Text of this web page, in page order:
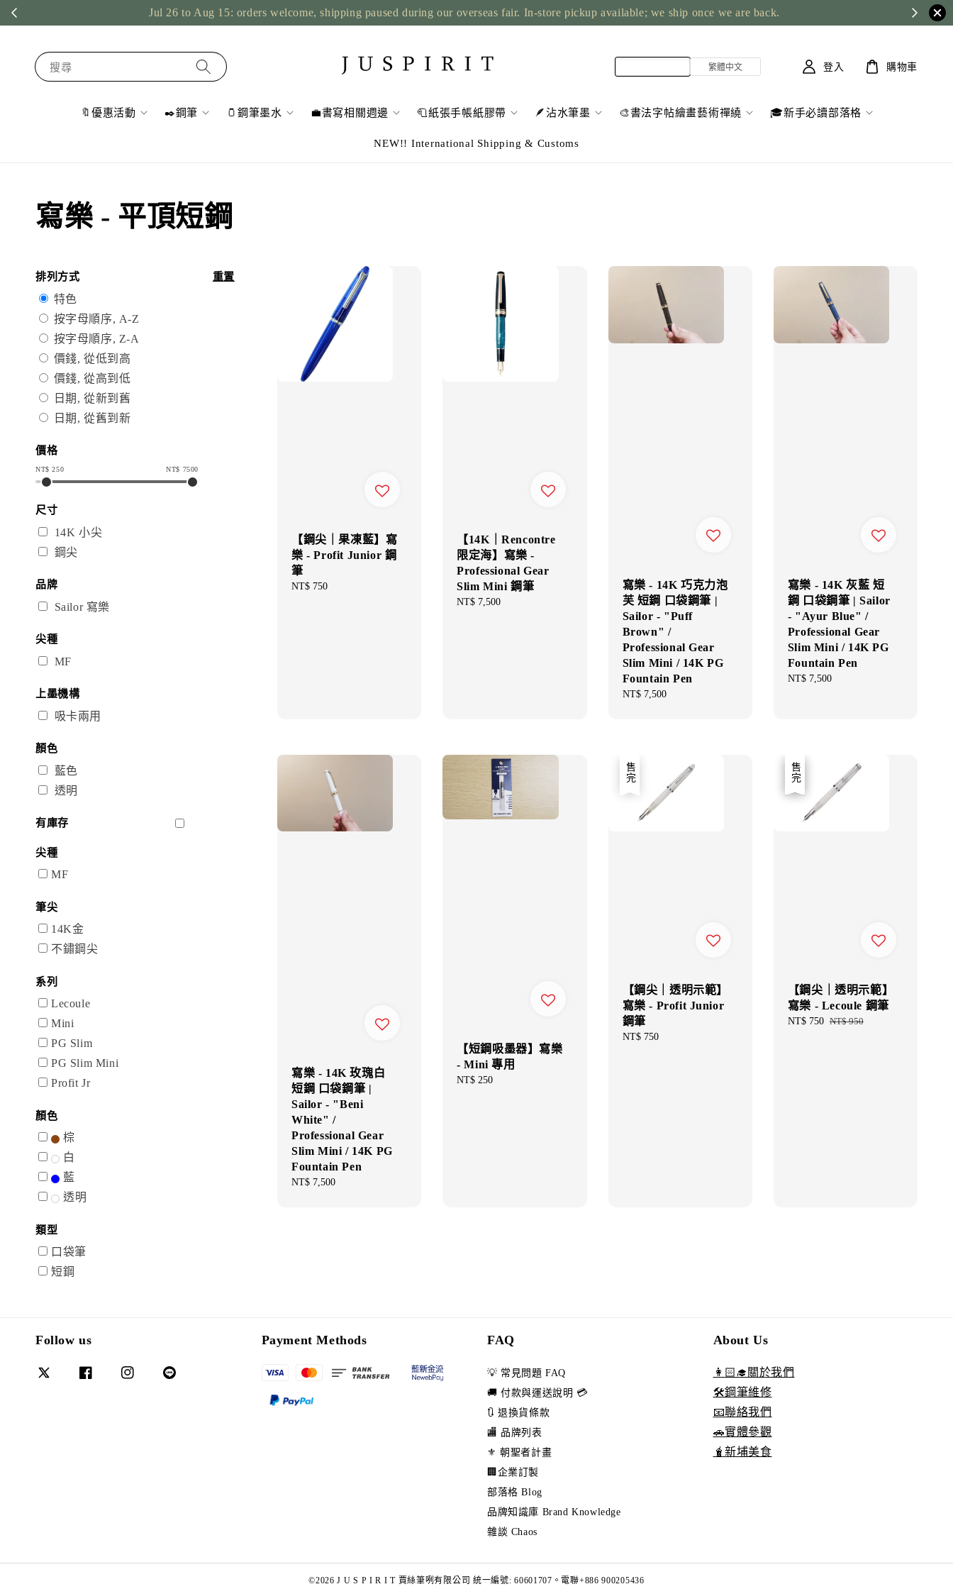
Jul 26 to Aug 15: orders welcome, shipping paused during our overseas fair. In-store pickup available; we ship once we are back.
搜尋
🔖優惠活動 ✒️鋼筆 🫙鋼筆墨水 💼書寫相關週邊 🧻紙張手帳紙膠帶 🪶沾水筆墨 🎨書法字帖繪畫藝術禪繞 🎓新手必讀部落格
NEW!! International Shipping & Customs
登入 購物車
寫樂 - 平頂短鋼
排列方式 重置
特色
按字母順序, A-Z
按字母順序, Z-A
價錢, 從低到高
價錢, 從高到低
日期, 從新到舊
日期, 從舊到新
價格
NT$250 NT$ 7500
尺寸
14K 小尖
鋼尖
品牌
Sailor 寫樂
尖種
MF
上墨機構
吸卡兩用
顏色
藍色
透明
有庫存
尖種
MF
筆尖
14K金
不鏽鋼尖
系列
Lecoule
Mini
PG Slim
PG Slim Mini
Profit Jr
顏色
棕
白
藍
透明
類型
口袋筆
短鋼
【鋼尖｜果凍藍】寫
樂 - Profit Junior 鋼
筆
Regular
NT$ 750
【14K｜Rencontre
限定海】寫樂 -
Professional Gear
Slim Mini 鋼筆
Regular
NT$ 7,500
寫樂 - 14K 巧克力泡
芙 短鋼 口袋鋼筆 |
Sailor - "Puff
Brown" /
Professional Gear
Slim Mini / 14K PG
Fountain Pen
Regular
NT$ 7,500
寫樂 - 14K 灰藍 短
鋼 口袋鋼筆 | Sailor
- "Ayur Blue" /
Professional Gear
Slim Mini / 14K PG
Fountain Pen
Regular
NT$ 7,500
寫樂 - 14K 玫瑰白
短鋼 口袋鋼筆 |
Sailor - "Beni
White" /
Professional Gear
Slim Mini / 14K PG
Fountain Pen
Regular
NT$ 7,500
【短鋼吸墨器】寫樂
- Mini 專用
Regular
NT$ 250
售完
【鋼尖｜透明示範】
寫樂 - Profit Junior
鋼筆
Regular
NT$ 750
優惠
售完
【鋼尖｜透明示範】
寫樂 - Lecoule 鋼筆
Sale
NT$ 750 Regular
NT$ 950
Follow us Payment Methods FAQ
💡 常見問題 FAQ
🚚 付款與運送說明 💳
🔃 退換貨條款
🏬 品牌列表
⚜️ 朝聖者計畫
🏢企業訂製
部落格 Blog
品牌知識庫 Brand Knowledge
雜談 Chaos
About Us
👩🏻‍🎓關於我們
🛠️鋼筆維修
📧聯絡我們
🚗實體參觀
🧋新埔美食
©2026 J U S P I R I T 賈絲筆咧有限公司 統一編號: 60601707。電聯+886 900205436